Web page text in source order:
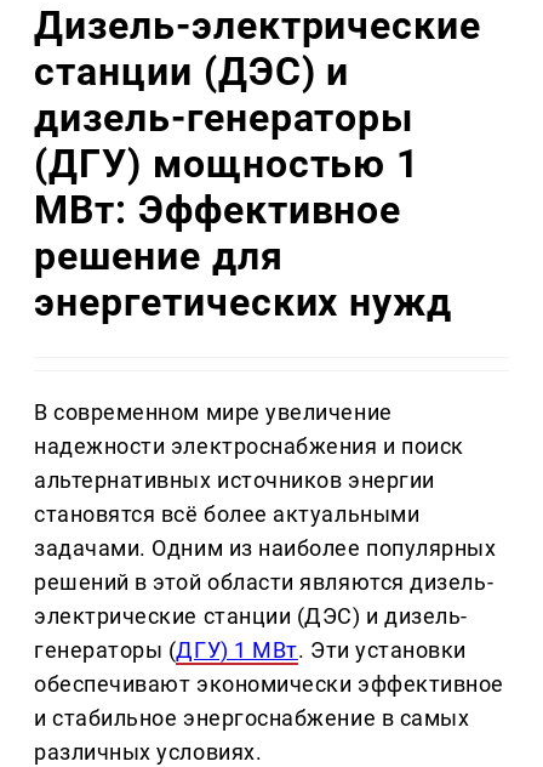
Дизель-электрические
станции (ДЭС) и
дизель-генераторы
(ДГУ) мощностью 1
МВт: Эффективное
решение для
энергетических нужд
В современном мире увеличение
надежности электроснабжения и поиск
альтернативных источников энергии
становятся всё более актуальными
задачами. Одним из наиболее популярных
решений в этой области являются дизель-
электрические станции (ДЭС) и дизель-
генераторы (ДГУ) 1 МВт. Эти установки
обеспечивают экономически эффективное
и стабильное энергоснабжение в самых
различных условиях.